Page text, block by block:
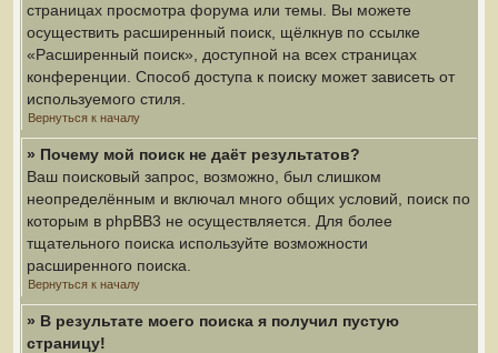
страницах просмотра форума или темы. Вы можете
осуществить расширенный поиск, щёлкнув по ссылке
«Расширенный поиск», доступной на всех страницах
конференции. Способ доступа к поиску может зависеть от
используемого стиля.
Вернуться к началу
» Почему мой поиск не даёт результатов?
Ваш поисковый запрос, возможно, был слишком
неопределённым и включал много общих условий, поиск по
которым в phpBB3 не осуществляется. Для более
тщательного поиска используйте возможности
расширенного поиска.
Вернуться к началу
» В результате моего поиска я получил пустую
страницу!